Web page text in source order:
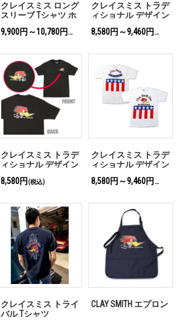
クレイスミス ロング
スリーブ Tシャツ ホ
9,900円～10,780円
(税込)
クレイスミス トラデ
ィショナル デザイン
8,580円～9,460円
(税込)
クレイスミス トラデ
ィショナル デザイン
Tシャツ
8,580円 (税込)
クレイスミス トラデ
ィショナル デザイン
Tシャツ
8,580円～9,460円
(税込)
クレイスミス トライ
バル Tシャツ
CLAY SMITH エプロン